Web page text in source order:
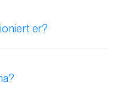
er?